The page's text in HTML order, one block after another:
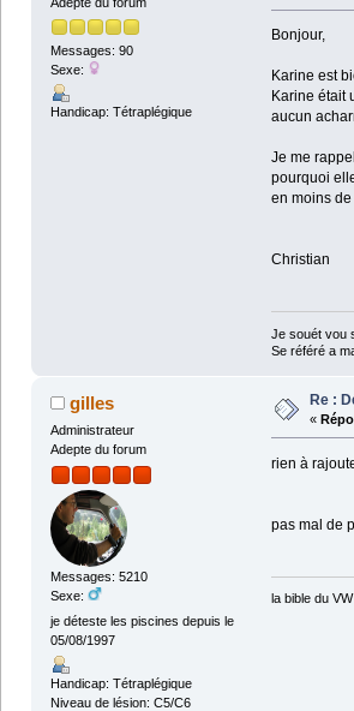
Messages: 90
Sexe:
Handicap: Tétraplégique
Bonjour,
Karine est
Karine était
aucun
Je me
pourquoi
en moins
Christian
Je souét vou
Se référé a
gilles
Administrateur
Adepte du forum
Messages: 5210
Sexe:
je déteste les piscines depuis le
05/08/1997
Handicap: Tétraplégique
Niveau de lésion: C5/C6
Re :
«
rien à
pas mal de
la bible du